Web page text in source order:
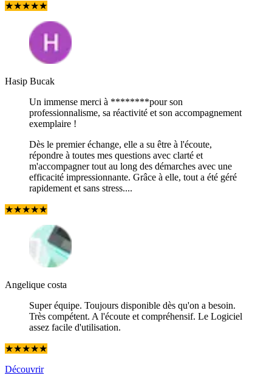
★★★★★
Hasip Bucak
Un immense merci à ********pour son
professionnalisme, sa réactivité et son accompagnement
exemplaire !
Dès le premier échange, elle a su être à l'écoute,
répondre à toutes mes questions avec clarté et
m'accompagner tout au long des démarches avec une
efficacité impressionnante. Grâce à elle, tout a été géré
rapidement et sans stress....
★★★★★
Angelique costa
Super équipe. Toujours disponible dès qu'on a besoin.
Très compétent. A l'écoute et compréhensif. Le Logiciel
assez facile d'utilisation.
★★★★★
Découvrir